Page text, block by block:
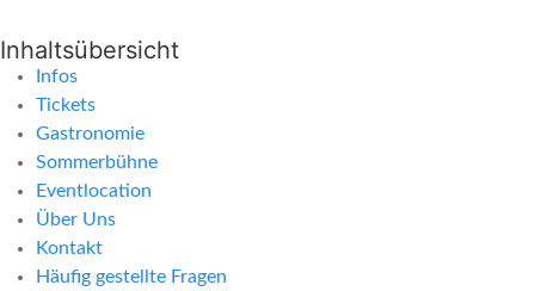
Inhaltsübersicht
Infos
Tickets
Gastronomie
Sommerbühne
Eventlocation
Über Uns
Kontakt
Häufig gestellte Fragen